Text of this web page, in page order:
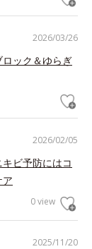
2026/03/26
ック＆ゆらぎ
2026/02/05
ビ予防にはコ
ア
0 view
2025/11/20